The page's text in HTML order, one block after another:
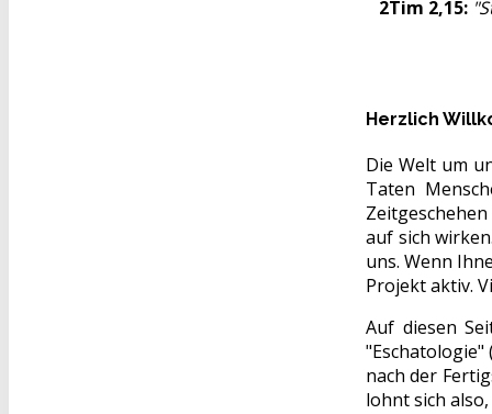
2Tim 2,15:
Herzlich
Die Welt um
Taten
auf sich
uns. Wenn
Projekt aktiv.
Auf diesen
"Eschatologie"
nach der
lohnt sich